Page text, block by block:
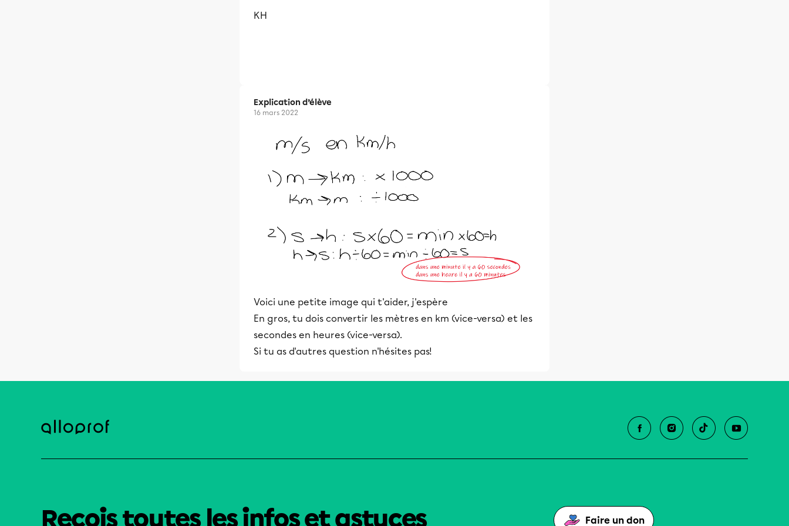
KH
Explication d’élève
16 mars 2022
Voici une petite image qui t'aider, j'espère
En gros, tu dois convertir les mètres en km (vice-versa) et les
secondes en heures (vice-versa).
Si tu as d'autres question n'hésites pas!
Reçois toutes les infos et astuces
Faire un don